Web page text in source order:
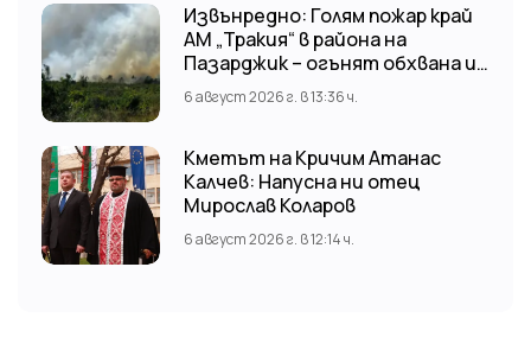
Извънредно: Голям пожар край
АМ „Тракия“ в района на
Пазарджик – огънят обхвана и
лозови масиви
6 август 2026 г. в 13:36 ч.
Кметът на Кричим Атанас
Калчев: Напусна ни отец
Мирослав Коларов
6 август 2026 г. в 12:14 ч.